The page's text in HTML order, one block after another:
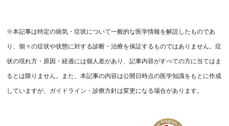
※本記事は特定の病気・症状について一般的な医学情報を解説したものであ
り、個々の症状や状態に対する診断・治療を保証するものではありません。症
状の現れ方・原因・経過には個人差があり、記事内容がすべての方に当てはま
るとは限りません。また、本記事の内容は公開日時点の医学知識をもとに作成
していますが、ガイドライン・診療方針は変更になる場合があります。